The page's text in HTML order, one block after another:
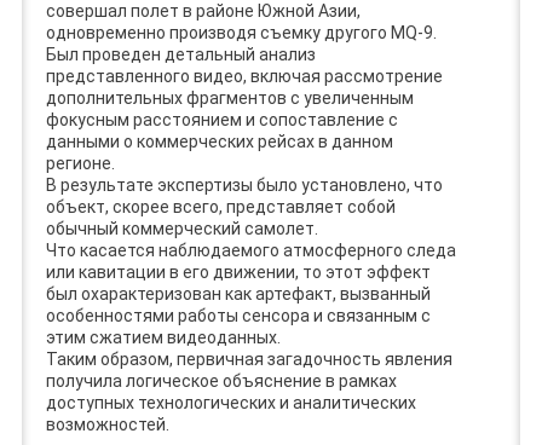
совершал полет в районе Южной Азии,
одновременно производя съемку другого MQ-9.
Был проведен детальный анализ
представленного видео, включая рассмотрение
дополнительных фрагментов с увеличенным
фокусным расстоянием и сопоставление с
данными о коммерческих рейсах в данном
регионе.
В результате экспертизы было установлено, что
объект, скорее всего, представляет собой
обычный коммерческий самолет.
Что касается наблюдаемого атмосферного следа
или кавитации в его движении, то этот эффект
был охарактеризован как артефакт, вызванный
особенностями работы сенсора и связанным с
этим сжатием видеоданных.
Таким образом, первичная загадочность явления
получила логическое объяснение в рамках
доступных технологических и аналитических
возможностей.